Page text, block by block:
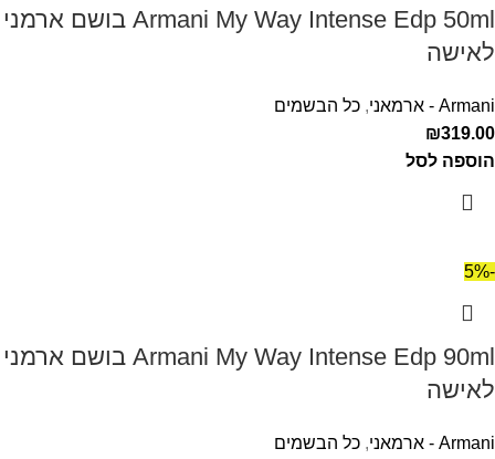
Armani My Way Intense Edp 50ml בושם ארמני
לאישה
Armani - ארמאני , כל הבשמים
₪319.00
הוספה לסל
-5%
Armani My Way Intense Edp 90ml בושם ארמני
לאישה
Armani - ארמאני , כל הבשמים